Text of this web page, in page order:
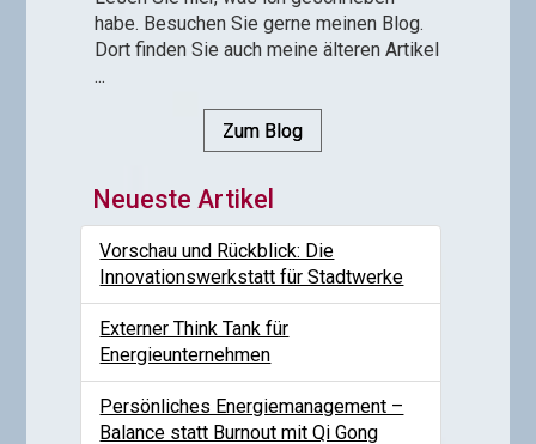
habe. Besuchen Sie gerne meinen Blog.
Dort finden Sie auch meine älteren Artikel
...
Zum Blog
Neueste Artikel
Vorschau und Rückblick: Die
Innovationswerkstatt für Stadtwerke
Externer Think Tank für
Energieunternehmen
Persönliches Energiemanagement –
Balance statt Burnout mit Qi Gong